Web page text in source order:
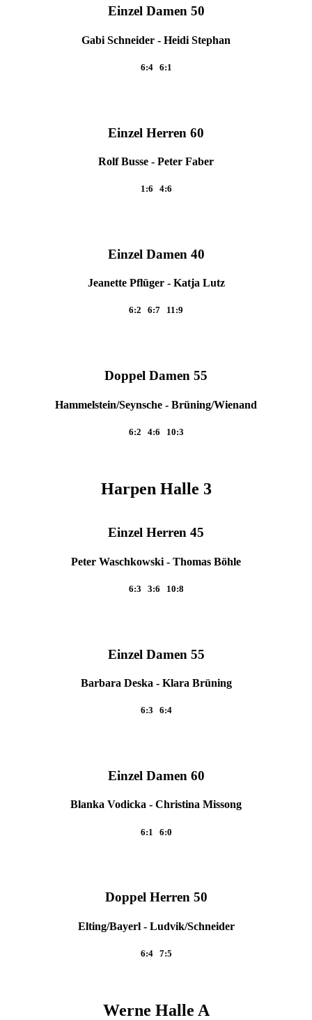
Einzel Damen 50
Gabi Schneider - Heidi Stephan
6:4 6:1
Einzel Herren 60
Rolf Busse - Peter Faber
1:6 4:6
Einzel Damen 40
Jeanette Pflüger - Katja Lutz
6:2 6:7 11:9
Doppel Damen 55
Hammelstein/Seynsche - Brüning/Wienand
6:2 4:6 10:3
Harpen Halle 3
Einzel Herren 45
Peter Waschkowski - Thomas Böhle
6:3 3:6 10:8
Einzel Damen 55
Barbara Deska - Klara Brüning
6:3 6:4
Einzel Damen 60
Blanka Vodicka - Christina Missong
6:1 6:0
Doppel Herren 50
Elting/Bayerl - Ludvik/Schneider
6:4 7:5
Werne Halle A